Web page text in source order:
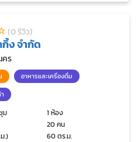
(0 รีวิว)
ง จำกัด
คร
อาหารและเครื่องดื่ม
ม
1 ห้อง
20 คน
.)
60 ตร.ม.